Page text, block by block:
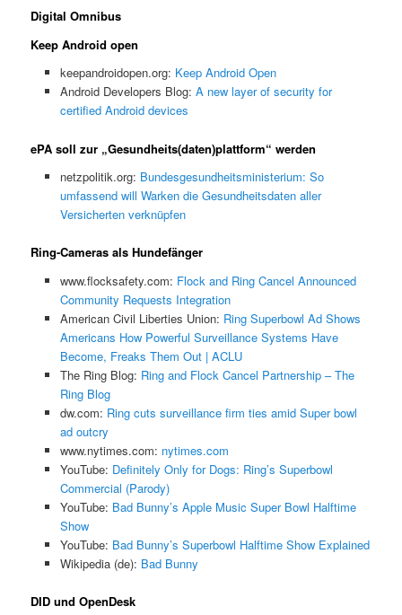
Digital Omnibus
Keep Android open
keepandroidopen.org: Keep Android Open
Android Developers Blog: A new layer of security for
certified Android devices
ePA soll zur „Gesundheits(daten)plattform“ werden
netzpolitik.org: Bundesgesundheitsministerium: So
umfassend will Warken die Gesundheitsdaten aller
Versicherten verknüpfen
Ring-Cameras als Hundefänger
www.flocksafety.com: Flock and Ring Cancel Announced
Community Requests Integration
American Civil Liberties Union: Ring Superbowl Ad Shows
Americans How Powerful Surveillance Systems Have
Become, Freaks Them Out | ACLU
The Ring Blog: Ring and Flock Cancel Partnership – The
Ring Blog
dw.com: Ring cuts surveillance firm ties amid Super bowl
ad outcry
www.nytimes.com: nytimes.com
YouTube: Definitely Only for Dogs: Ring’s Superbowl
Commercial (Parody)
YouTube: Bad Bunny’s Apple Music Super Bowl Halftime
Show
YouTube: Bad Bunny’s Superbowl Halftime Show Explained
Wikipedia (de): Bad Bunny
DID und OpenDesk